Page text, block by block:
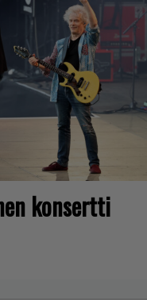
konsertti